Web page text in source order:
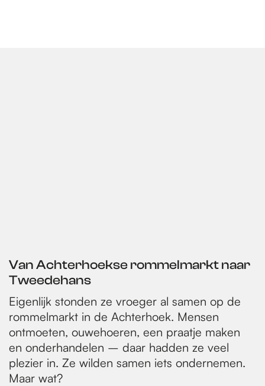
Van Achterhoekse rommelmarkt naar
Tweedehans
Eigenlijk stonden ze vroeger al samen op de
rommelmarkt in de Achterhoek. Mensen
ontmoeten, ouwehoeren, een praatje maken
en onderhandelen – daar hadden ze veel
plezier in. Ze wilden samen iets ondernemen.
Maar wat?